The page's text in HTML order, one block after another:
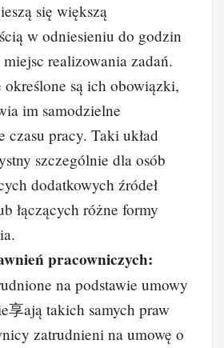
się większą
w odniesieniu do godzin
realizowania zadań.
są ich obowiązki,
im samodzielne
czasu pracy. Taki układ
szczególnie dla osób
dodatkowych źródeł
łączących różne formy
pracowniczych:
na podstawie umowy
享ają takich samych praw
zatrudnieni na umowę o